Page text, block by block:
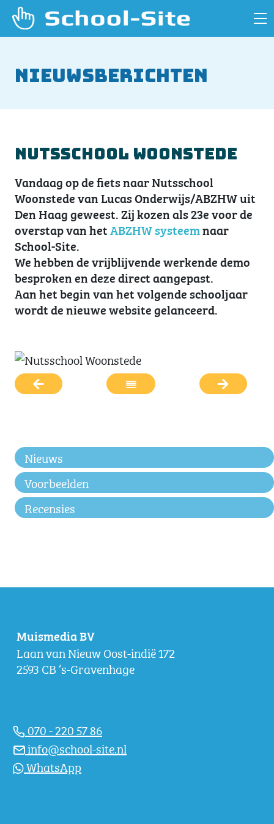
Nieuwsberichten
Nutsschool Woonstede
Vandaag op de fiets naar Nutsschool
Woonstede van Lucas Onderwijs/ABZHW uit
Den Haag geweest. Zij kozen als 23e voor de
overstap van hetABZHW systeemnaar
School-Site.
We hebben de vrijblijvende werkende demo
besproken en deze direct aangepast.
Aan het begin van het volgende schooljaar
wordt de nieuwe website gelanceerd.
Nieuws
Voorbeelden
Recensies
Muismedia BV
Laan van Nieuw Oost-indië 172
2593 CB ‘s-Gravenhage
070 - 220 57 86
info@school-site.nl
WhatsApp